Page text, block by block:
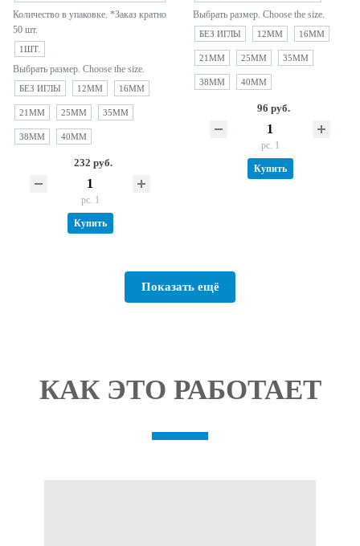
Количество в упаковке. *Заказ кратно
50 шт.
1ШТ.
Выбрать размер. Choose the size.
БЕЗ ИГЛЫ 12MM 16MM
21MM 25MM 35MM
38MM 40MM
232 руб.
pc. 1
Купить
Выбрать размер. Choose the size.
БЕЗ ИГЛЫ 12MM 16MM
21MM 25MM 35MM
38MM 40MM
96 руб.
pc. 1
Купить
Показать ещё
КАК ЭТО РАБОТАЕТ